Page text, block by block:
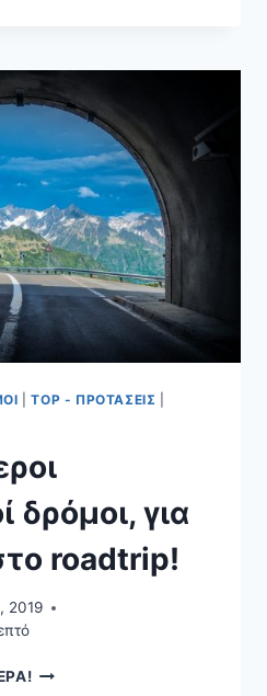
|TOP - ΠΡΟΤΆΣΕΙΣ
δρόμοι, για
roadtrip!
2019
ΟΙ